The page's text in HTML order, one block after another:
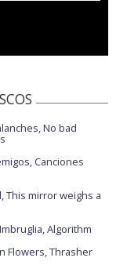
No bad
Canciones
This mirror weighs a
Algorithm
Flowers, Thrasher